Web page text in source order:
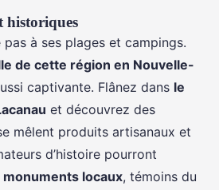
historiques
à ses plages et campings.
de cette région en Nouvelle-
captivante. Flânez dans le
et découvrez des
mêlent produits artisanaux et
d’histoire pourront
locaux, témoins du